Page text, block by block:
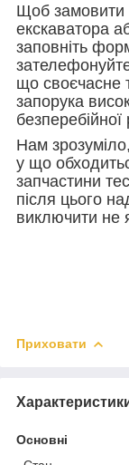
Щоб замовити
екскаватора
заповніть
що своєчасне
запорука
Нам
у що
запчастини
після цього
виключити не
Приховати
Основні